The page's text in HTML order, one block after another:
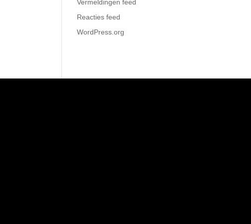
Vermeldingen feed
Reacties feed
WordPress.org